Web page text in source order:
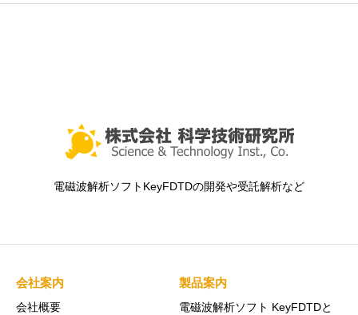
電磁波解析ソフトKeyFDTDの開発や受託解析など
会社案内
会社概要
製品案内
電磁波解析ソフト KeyFDTDと